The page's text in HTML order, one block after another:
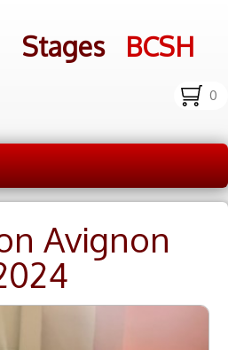
Stages BCSH
0
Avignon